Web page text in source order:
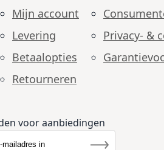
Mijn account
Levering
Betaalopties
Retourneren
Privacy- &
voor aanbiedingen
Inschrijven